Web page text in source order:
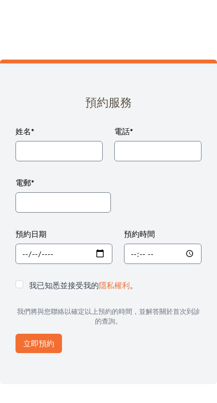
預約服務
姓名* 電話*
電郵*
預約日期 預約時間
我已知悉並接受我的隱私權利
我們將與您聯絡以確定以上預約的時間，並解答關於首次到診
的查詢。